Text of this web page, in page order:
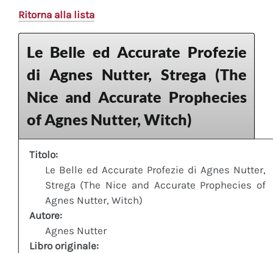
Ritorna alla lista
Le Belle ed Accurate Profezie
di Agnes Nutter, Strega (The
Nice and Accurate Prophecies
of Agnes Nutter, Witch)
Titolo:
Le Belle ed Accurate Profezie di Agnes Nutter,
Strega (The Nice and Accurate Prophecies of
Agnes Nutter, Witch)
Autore:
Agnes Nutter
Libro originale: